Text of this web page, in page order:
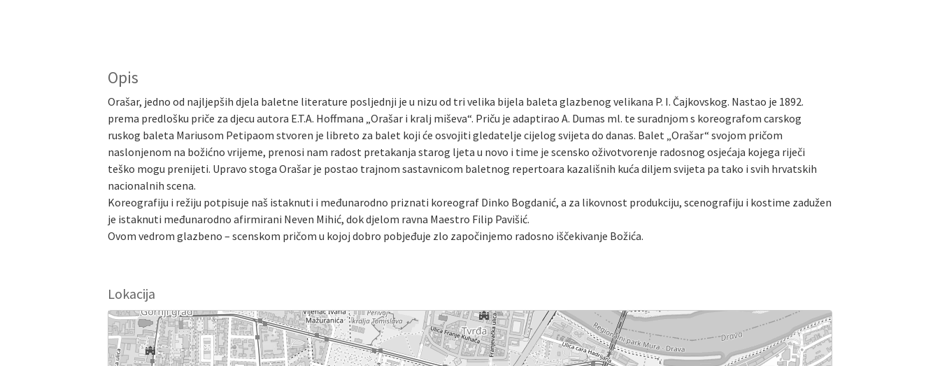
Opis
Orašar, jedno od najljepših djela baletne literature posljednji je u nizu od tri velika bijela baleta glazbenog velikana P. I. Čajkovskog. Nastao je 1892.
prema predlošku priče za djecu autora E.T.A. Hoffmana „Orašar i kralj miševa“. Priču je adaptirao A. Dumas ml. te suradnjom s koreografom carskog
ruskog baleta Mariusom Petipaom stvoren je libreto za balet koji će osvojiti gledatelje cijelog svijeta do danas. Balet „Orašar“ svojom pričom
naslonjenom na božićno vrijeme, prenosi nam radost pretakanja starog ljeta u novo i time je scensko oživotvorenje radosnog osjećaja kojega riječi
teško mogu prenijeti. Upravo stoga Orašar je postao trajnom sastavnicom baletnog repertoara kazališnih kuća diljem svijeta pa tako i svih hrvatskih
nacionalnih scena.
Koreografiju i režiju potpisuje naš istaknuti i međunarodno priznati koreograf Dinko Bogdanić, a za likovnost produkciju, scenografiju i kostime zadužen
je istaknuti međunarodno afirmirani Neven Mihić, dok djelom ravna Maestro Filip Pavišić.
Ovom vedrom glazbeno – scenskom pričom u kojoj dobro pobjeđuje zlo započinjemo radosno iščekivanje Božića.
Lokacija